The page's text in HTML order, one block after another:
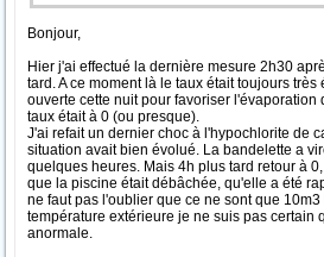
Bonjour,
Hier j'ai effectué la dernière mesure 2h30
tard. A ce moment là le taux était toujours
ouverte cette nuit pour favoriser l'évaporation
taux était à 0 (ou presque).
J'ai refait un dernier choc à l'hypochlorite de
situation avait bien évolué. La bandelette a
quelques heures. Mais 4h plus tard retour à
que la piscine était débâchée, qu'elle a été
ne faut pas l'oublier que ce ne sont que
température extérieure je ne suis pas certain
anormale.